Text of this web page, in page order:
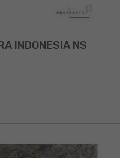
INDONESIA NS